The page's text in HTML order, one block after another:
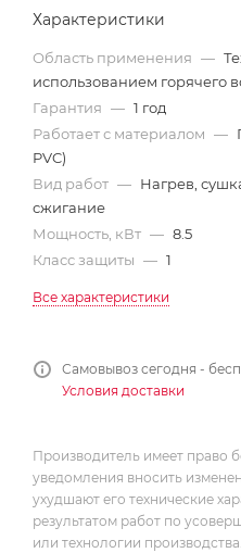
Характеристики
Область применения —
использованием горячего
Гарантия — 1 год
Работает с материалом —
PVC)
Вид работ — Нагрев,
сжигание
Мощность, кВт — 8.5
Класс защиты — 1
Все характеристики
Самовывоз сегодня -
Условия доставки
Производитель имеет право
уведомления вносить
ухудшают его технические
результатом работ по
или технологии производства.